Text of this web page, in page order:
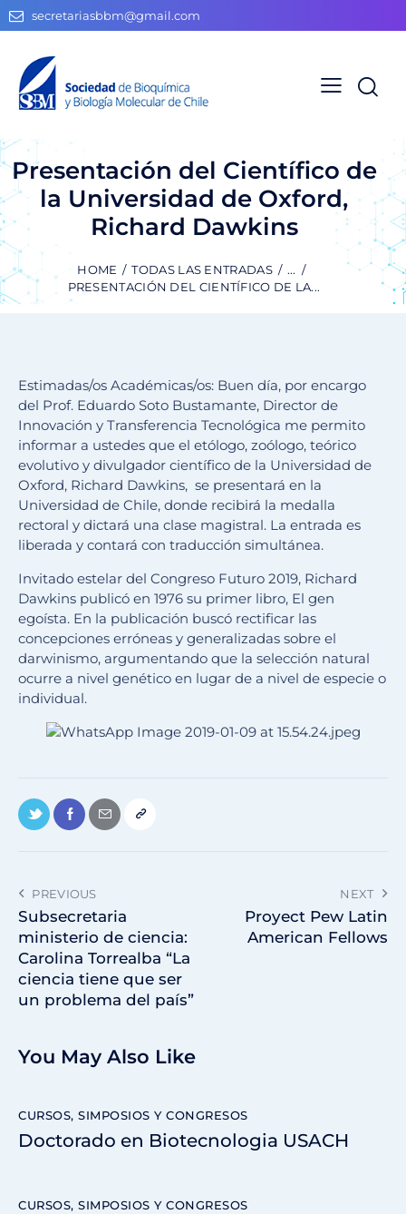
secretariasbbm@gmail.com
Presentación del Científico de
la Universidad de Oxford,
Richard Dawkins
HOME TODAS LAS ENTRADAS
...
PRESENTACIÓN DEL CIENTÍFICO DE LA...
Estimadas/os Académicas/os: Buen día, por encargo
del Prof. Eduardo Soto Bustamante, Director de
Innovación y Transferencia Tecnológica me permito
informar a ustedes que el etólogo, zoólogo, teórico
evolutivo y divulgador científico de la Universidad de
Oxford, Richard Dawkins, se presentará en la
Universidad de Chile, donde recibirá la medalla
rectoral y dictará una clase magistral. La entrada es
liberada y contará con traducción simultánea.
Invitado estelar del Congreso Futuro 2019, Richard
Dawkins publicó en 1976 su primer libro, El gen
egoísta. En la publicación buscó rectificar las
concepciones erróneas y generalizadas sobre el
darwinismo, argumentando que la selección natural
ocurre a nivel genético en lugar de a nivel de especie o
individual.
PREVIOUS
Subsecretaria
ministerio de ciencia:
Carolina Torrealba “La
ciencia tiene que ser
un problema del país”
NEXT
Proyect Pew Latin
American Fellows
You May Also Like
CURSOS, SIMPOSIOS Y CONGRESOS
Doctorado en Biotecnologia USACH
CURSOS, SIMPOSIOS Y CONGRESOS